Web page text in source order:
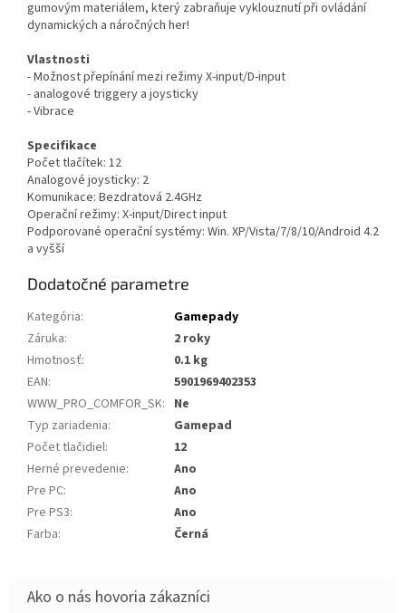
gumovým materiálem, který zabraňuje vyklouznutí při ovládání
dynamických a náročných her!
Vlastnosti
- Možnost přepínání mezi režimy X-input/D-input
- analogové triggery a joysticky
- Vibrace
Specifikace
Počet tlačítek: 12
Analogové joysticky: 2
Komunikace: Bezdratová 2.4GHz
Operační režimy: X-input/Direct input
Podporované operační systémy: Win. XP/Vista/7/8/10/Android 4.2
a vyšší
Dodatočné parametre
Kategória:
Gamepady
Záruka:
2 roky
Hmotnosť:
0.1 kg
EAN:
5901969402353
WWW_PRO_COMFOR_SK: Ne
Typ zariadenia:
Gamepad
Počet tlačidiel:
12
Herné prevedenie:
Ano
Pre PC:
Ano
Pre PS3:
Ano
Farba: Černá